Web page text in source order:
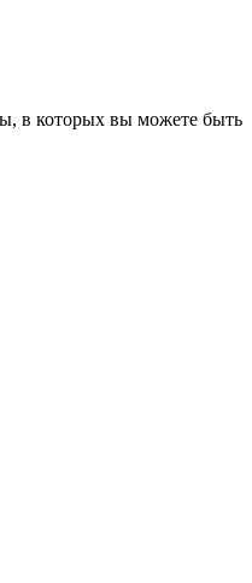
в которых вы можете быть